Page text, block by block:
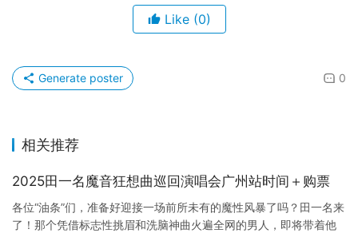
Like (0)
0
Generate poster
相关推荐
2025田一名魔音狂想曲巡回演唱会广州站时间＋购票
各位“油条”们，准备好迎接一场前所未有的魔性风暴了吗？田一名来
了！那个凭借标志性挑眉和洗脑神曲火遍全网的男人，即将带着他